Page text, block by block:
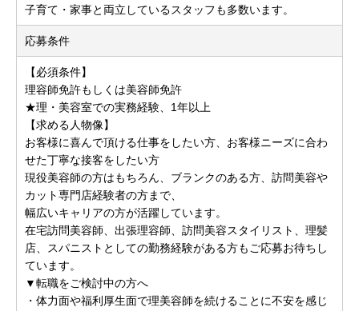
子育て・家事と両立しているスタッフも多数います。
応募条件
【必須条件】
理容師免許もしくは美容師免許
★理・美容室での実務経験、1年以上
【求める人物像】
お客様に喜んで頂ける仕事をしたい方、お客様ニーズに合わ
せた丁寧な接客をしたい方
現役美容師の方はもちろん、ブランクのある方、訪問美容や
カット専門店経験者の方まで、
幅広いキャリアの方が活躍しています。
在宅訪問美容師、出張理容師、訪問美容スタイリスト、理髪
店、スパニストとしての勤務経験がある方もご応募お待ちし
ています。
▼転職をご検討中の方へ
・体力面や福利厚生面で理美容師を続けることに不安を感じ